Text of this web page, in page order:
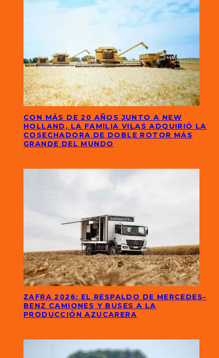
CON MÁS DE 20 AÑOS JUNTO A NEW
HOLLAND, LA FAMILIA VILAS ADQUIRIÓ LA
COSECHADORA DE DOBLE ROTOR MÁS
GRANDE DEL MUNDO
ZAFRA 2026: EL RESPALDO DE MERCEDES-
BENZ CAMIONES Y BUSES A LA
PRODUCCIÓN AZUCARERA